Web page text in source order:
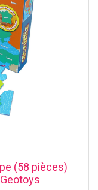
(58 pièces)